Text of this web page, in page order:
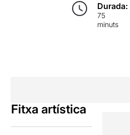
Durada:
75
minuts
Fitxa artística